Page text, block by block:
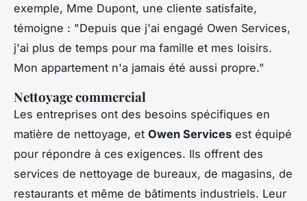
exemple, Mme Dupont, une cliente satisfaite,
témoigne : "Depuis que j'ai engagé Owen Services,
j'ai plus de temps pour ma famille et mes loisirs.
Mon appartement n'a jamais été aussi propre."
Nettoyage commercial
Les entreprises ont des besoins spécifiques en
matière de nettoyage, et Owen Services est équipé
pour répondre à ces exigences. Ils offrent des
services de nettoyage de bureaux, de magasins, de
restaurants et même de bâtiments industriels. Leur